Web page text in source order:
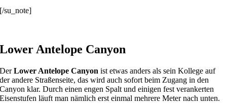
[/su_note]
Lower Antelope Canyon
DerLower Antelope Canyon ist etwas anders als sein Kollege auf
der andere Straßenseite, das wird auch sofort beim Zugang in den
Canyon klar. Durch einen engen Spalt und einigen fest verankerten
Eisenstufen läuft man nämlich erst einmal mehrere Meter nach unten.